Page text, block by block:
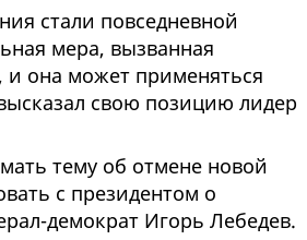
стали повседневной
мера, вызванная
она может применяться
свою позицию лидер
тему об отмене новой
с президентом о
демократ Игорь Лебедев.